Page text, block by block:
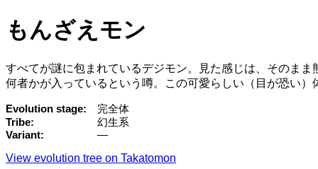
もんざえモン
すべてが謎に包まれているデジモン。見た感じは、そのま
何者かが入っているという噂。この可愛らしい（目が恐い
Evolution stage
完全体
Tribe
幻生系
Variant
—
View evolution tree on Takatomon